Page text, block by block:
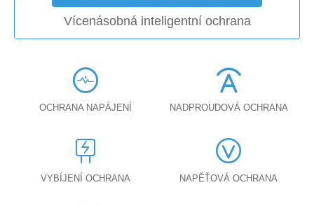
Vícenásobná inteligentní ochrana
OCHRANA NAPÁJENÍ NADPROUDOVÁ OCHRANA
VYBÍJENÍ OCHRANA NAPĚŤOVÁ OCHRANA